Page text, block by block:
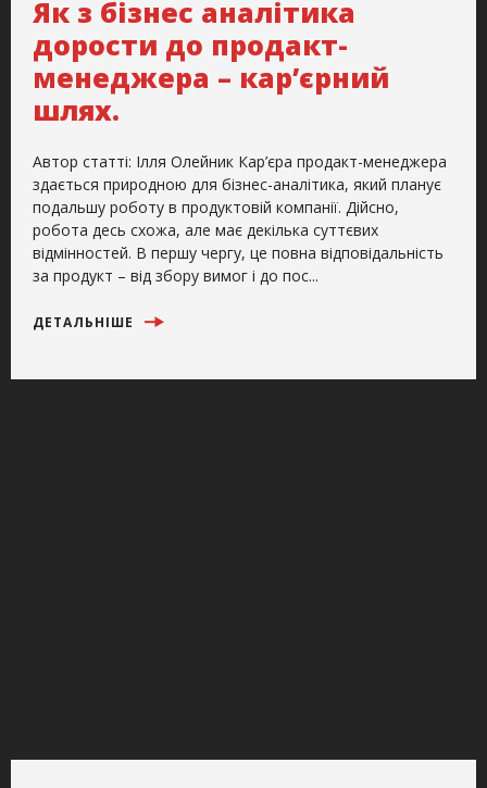
Як з бізнес аналітика
дорости до продакт-
менеджера – кар’єрний
шлях.
Автор статті: Ілля Олейник Кар’єра продакт-менеджера
здається природною для бізнес-аналітика, який планує
подальшу роботу в продуктовій компанії. Дійсно,
робота десь схожа, але має декілька суттєвих
відмінностей. В першу чергу, це повна відповідальність
за продукт – від збору вимог і до пос...
ДЕТАЛЬНІШЕ